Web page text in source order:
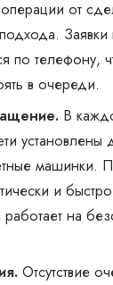
от
по телефону,
в очереди.
В
установлены
машинки.
и
на
Отсутствие